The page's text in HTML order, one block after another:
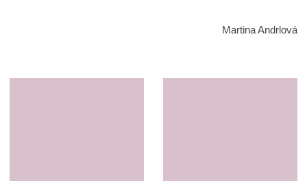
Martina Andrlová